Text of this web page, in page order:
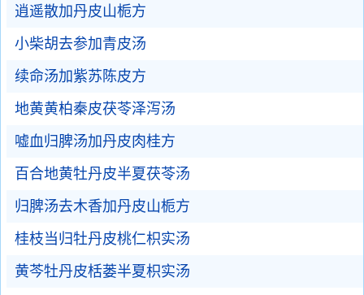
逍遥散加丹皮山栀方
小柴胡去参加青皮汤
续命汤加紫苏陈皮方
地黄黄柏秦皮茯苓泽泻汤
嘘血归脾汤加丹皮肉桂方
百合地黄牡丹皮半夏茯苓汤
归脾汤去木香加丹皮山栀方
桂枝当归牡丹皮桃仁枳实汤
黄芩牡丹皮栝蒌半夏枳实汤